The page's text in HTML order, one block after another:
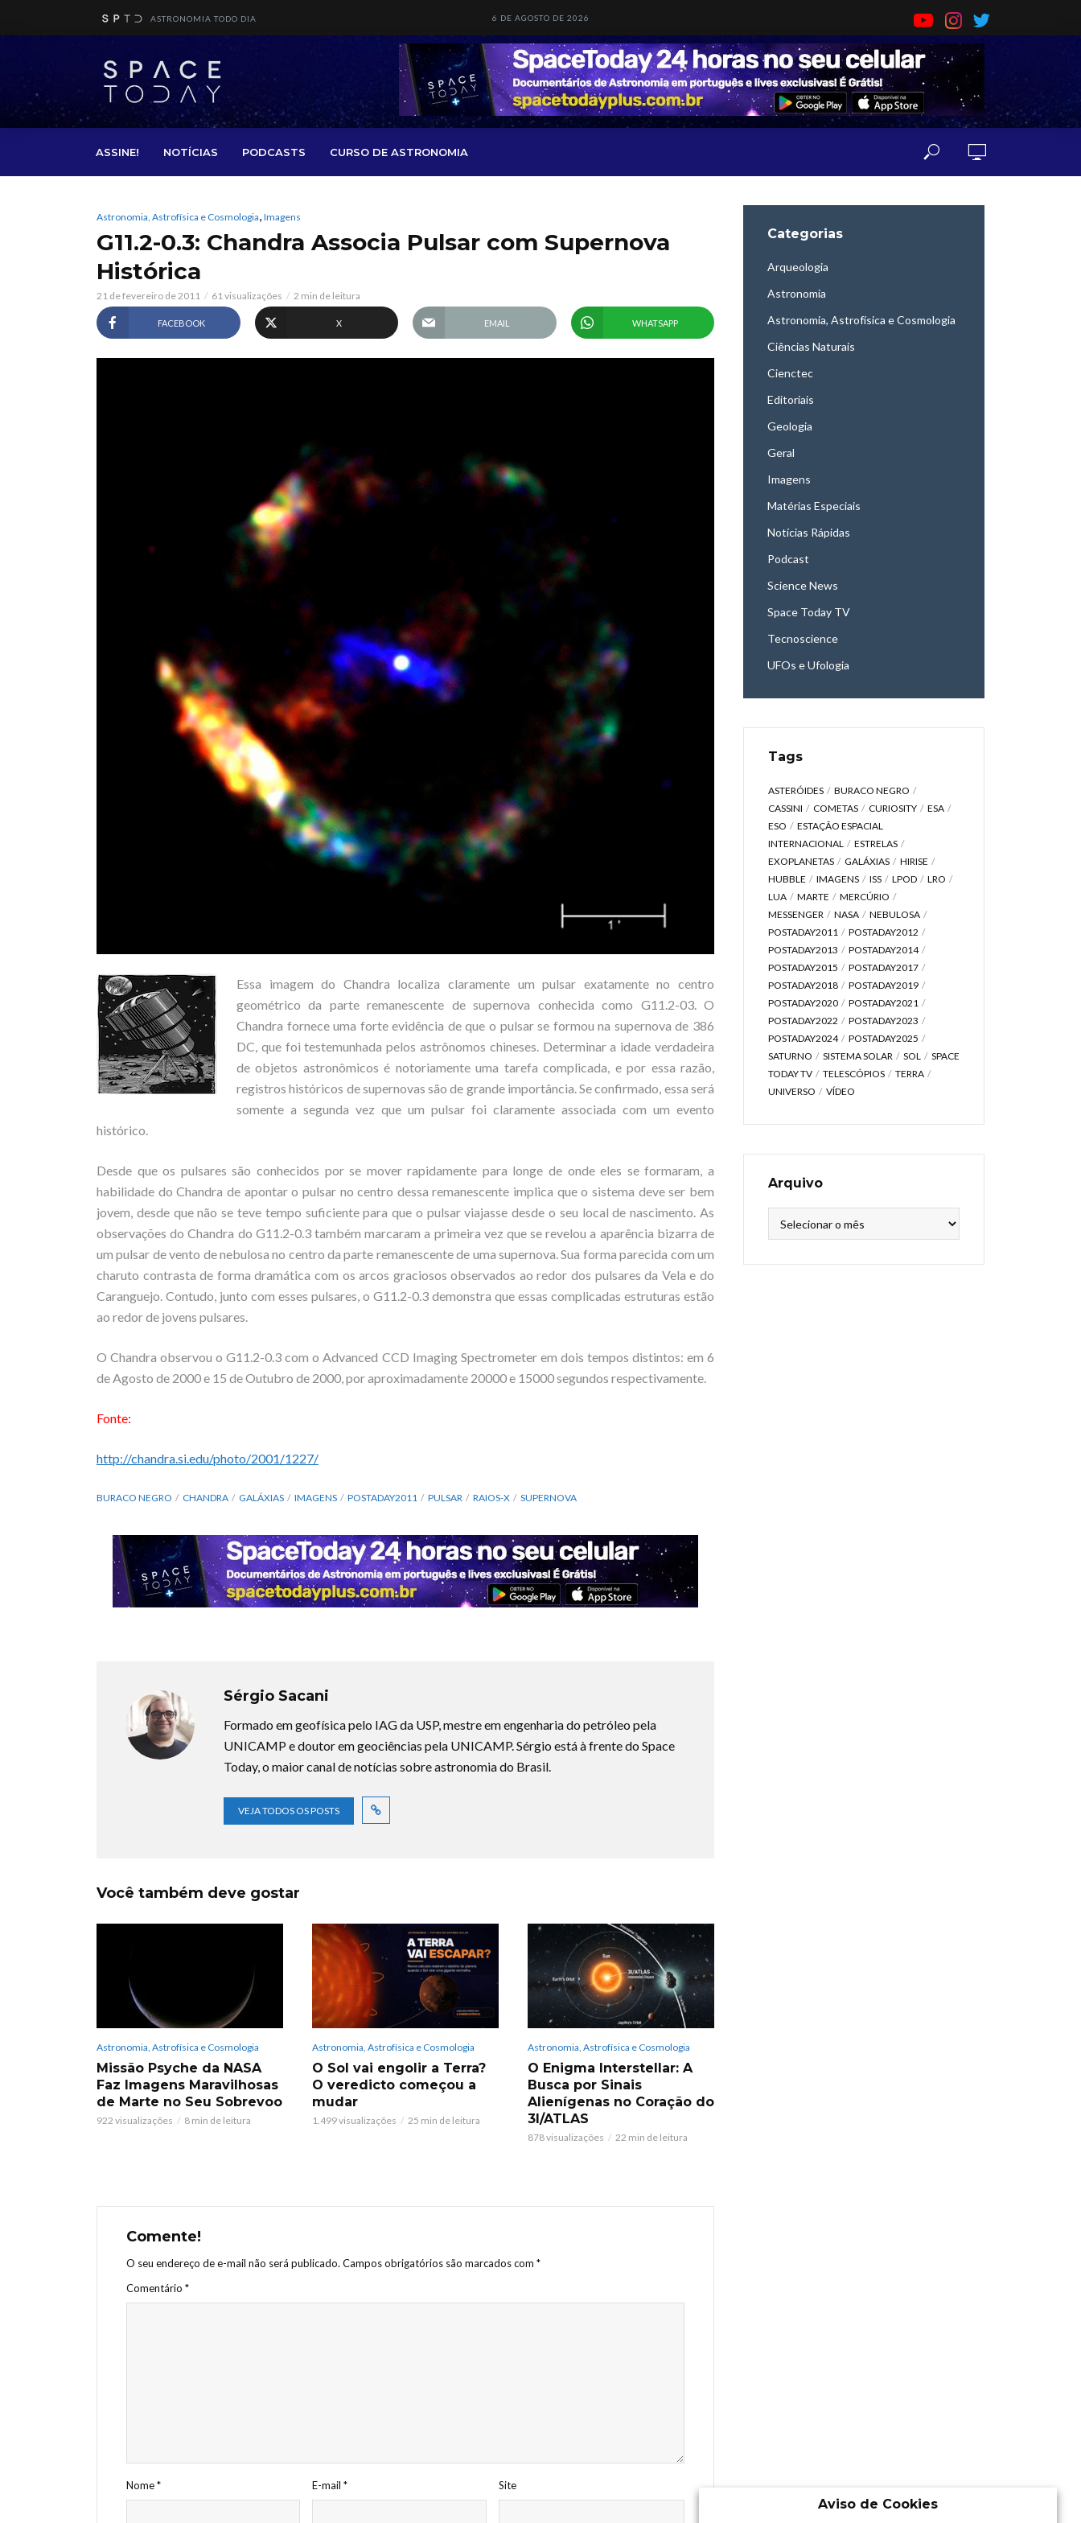
ASTRONOMIA TODO DIA 6 DE AGOSTO DE 2026
ASSINE! NOTÍCIAS PODCASTS CURSO DE ASTRONOMIA
Astronomia, Astrofísica e Cosmologia, Imagens
G11.2-0.3: Chandra Associa Pulsar com Supernova
Histórica
21 de fevereiro de 2011 61 visualizações 2 min de leitura
FACEBOOK X EMAIL WHATSAPP
Essa imagem do Chandra localiza claramente um pulsar exatamente no centro
geométrico da parte remanescente de supernova conhecida como G11.2-03. O
Chandra fornece uma forte evidência de que o pulsar se formou na supernova de 386
DC, que foi testemunhada pelos astrônomos chineses. Determinar a idade verdadeira
de objetos astronômicos é notoriamente uma tarefa complicada, e por essa razão,
registros históricos de supernovas são de grande importância. Se confirmado, essa será
somente a segunda vez que um pulsar foi claramente associada com um evento
histórico.
Desde que os pulsares são conhecidos por se mover rapidamente para longe de onde eles se formaram, a
habilidade do Chandra de apontar o pulsar no centro dessa remanescente implica que o sistema deve ser bem
jovem, desde que não se teve tempo suficiente para que o pulsar viajasse desde o seu local de nascimento. As
observações do Chandra do G11.2-0.3 também marcaram a primeira vez que se revelou a aparência bizarra de
um pulsar de vento de nebulosa no centro da parte remanescente de uma supernova. Sua forma parecida com um
charuto contrasta de forma dramática com os arcos graciosos observados ao redor dos pulsares da Vela e do
Caranguejo. Contudo, junto com esses pulsares, o G11.2-0.3 demonstra que essas complicadas estruturas estão
ao redor de jovens pulsares.
O Chandra observou o G11.2-0.3 com o Advanced CCD Imaging Spectrometer em dois tempos distintos: em 6
de Agosto de 2000 e 15 de Outubro de 2000, por aproximadamente 20000 e 15000 segundos respectivamente.
Fonte:
http://chandra.si.edu/photo/2001/1227/
BURACO NEGRO CHANDRA GALÁXIAS IMAGENS POSTADAY2011 PULSAR RAIOS-X SUPERNOVA
Sérgio Sacani
Formado em geofísica pelo IAG da USP, mestre em engenharia do petróleo pela
UNICAMP e doutor em geociências pela UNICAMP. Sérgio está à frente do Space
Today, o maior canal de notícias sobre astronomia do Brasil.
VEJA TODOS OS POSTS
Você também deve gostar
Astronomia, Astrofísica e Cosmologia
Missão Psyche da NASA
Faz Imagens Maravilhosas
de Marte no Seu Sobrevoo
922 visualizações 8 min de leitura
Astronomia, Astrofísica e Cosmologia
O Sol vai engolir a Terra?
O veredicto começou a
mudar
1.499 visualizações 25 min de leitura
Astronomia, Astrofísica e Cosmologia
O Enigma Interstellar: A
Busca por Sinais
Alienígenas no Coração do
3I/ATLAS
878 visualizações 22 min de leitura
Comente!
O seu endereço de e-mail não será publicado. Campos obrigatórios são marcados com *
Comentário *
Nome* E-mail* Site
Categorias
Arqueologia
Astronomia
Astronomia, Astrofísica e Cosmologia
Ciências Naturais
Cienctec
Editoriais
Geologia
Geral
Imagens
Matérias Especiais
Notícias Rápidas
Podcast
Science News
Space Today TV
Tecnoscience
UFOs e Ufologia
Tags
ASTERÓIDES
BURACO NEGRO
CASSINI
COMETAS CURIOSITY
ESA
ESO
ESTAÇÃO ESPACIAL
INTERNACIONAL
ESTRELAS
EXOPLANETAS
GALÁXIAS
HIRISE
HUBBLE
IMAGENS ISS LPOD
LRO
LUA
MARTE
MERCÚRIO
MESSENGER
NASA
NEBULOSA
POSTADAY2011
POSTADAY2012
POSTADAY2013
POSTADAY2014
POSTADAY2015
POSTADAY2017
POSTADAY2018
POSTADAY2019
POSTADAY2020
POSTADAY2021
POSTADAY2022
POSTADAY2023
POSTADAY2024
POSTADAY2025
SATURNO
SISTEMA SOLAR SOL
SPACE
TODAY TV
TELESCÓPIOS
TERRA
UNIVERSO
VÍDEO
Arquivo
Aviso de Cookies